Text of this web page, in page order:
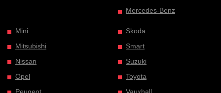
Mercedes-Benz
Mini
Mitsubishi
Nissan
Opel
Skoda
Smart
Suzuki
Toyota